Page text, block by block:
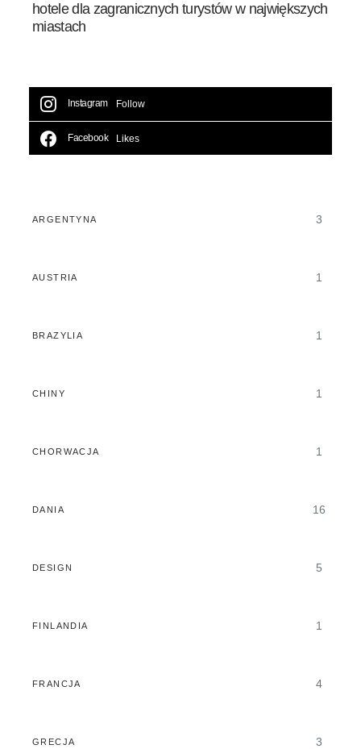
hotele dla zagranicznych turystów w największych
miastach
Instagram Follow
Facebook Likes
ARGENTYNA 3
AUSTRIA 1
BRAZYLIA 1
CHINY 1
CHORWACJA 1
DANIA 16
DESIGN 5
FINLANDIA 1
FRANCJA 4
GRECJA 3